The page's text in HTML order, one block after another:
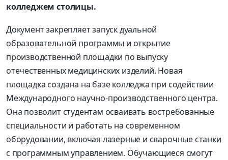
колледжем столицы.
Документ закрепляет запуск дуальной
образовательной программы и открытие
производственной площадки по выпуску
отечественных медицинских изделий. Новая
площадка создана на базе колледжа при содействии
Международного научно-производственного центра.
Она позволит студентам осваивать востребованные
специальности и работать на современном
оборудовании, включая лазерные и сварочные станки
с программным управлением. Обучающиеся смогут